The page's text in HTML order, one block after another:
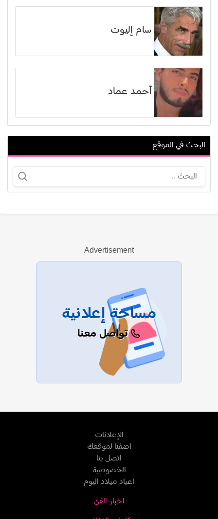
سام إليوت
أحمد عماد
نجوى زهير
عرض الكل
البحث في الموقع
Advertisement
مساحة إعلانية
تواصل معنا
الإعلانات
اضفنا لموقعك
اتصل بنا
الخصوصية
اعياد ميلاد اليوم
اخبار الفن